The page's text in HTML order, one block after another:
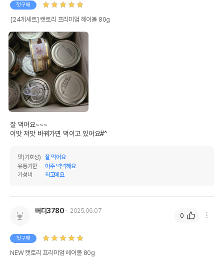
첫구매
[24개세트] 캣토리 프리미엄 헤어볼 80g
잘 먹어요~~~
이맛 저맛 바꿔가면 먹이고 있어요#^
맛(기호성)
잘 먹어요
유통기한
아주 넉넉해요
가성비
최고에요
버디3780 2025.06.07
첫구매
NEW 캣토리 프리미엄 헤어볼 80g
0